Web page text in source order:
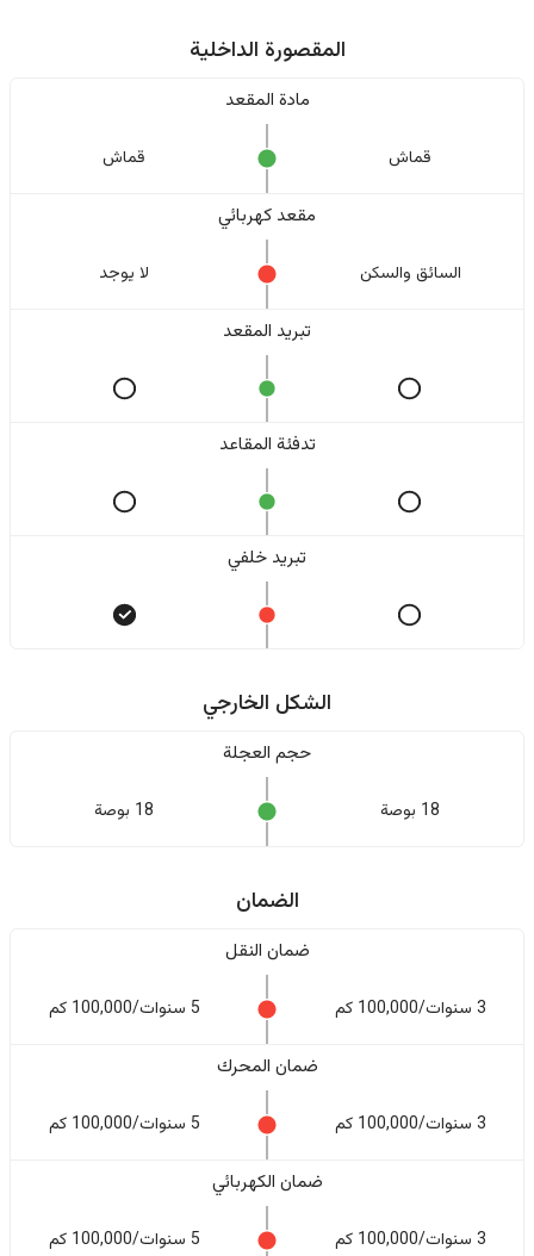
المقصورة الداخلية
مادة المقعد
قماش قماش
مقعد كهربائي
السائق والسکن لا یوجد
تبريد المقعد
تدفئة المقاعد
تبريد خلفي
الشكل الخارجي
حجم العجلة
18 بوصة 18 بوصة
الضمان
ضمان النقل
3 سنوات/100,000 كم 5 سنوات/100,000 كم
ضمان المحرك
3 سنوات/100,000 كم 5 سنوات/100,000 كم
ضمان الكهربائي
3 سنوات/100,000 كم 5 سنوات/100,000 كم